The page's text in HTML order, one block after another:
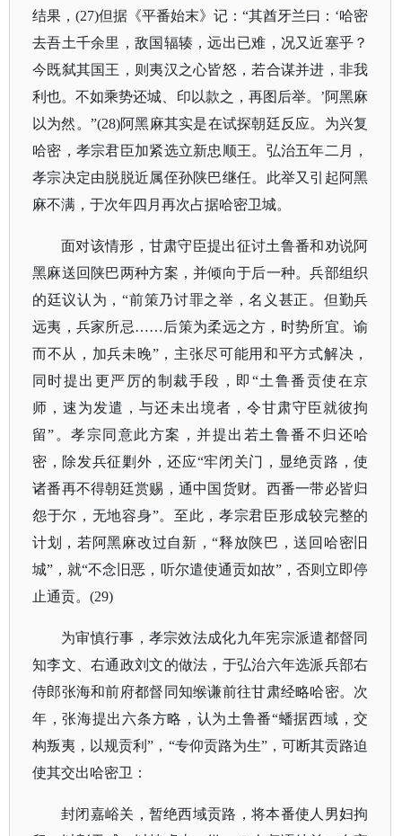
结果，(27)但据《平番始末》记：“其酋牙兰曰：‘哈密
去吾土千余里，敌国辐辏，远出已难，况又近塞乎？
今既弑其国王，则夷汉之心皆怒，若合谋并进，非我
利也。不如乘势还城、印以款之，再图后举。’阿黑麻
以为然。”(28)阿黑麻其实是在试探朝廷反应。为兴复
哈密，孝宗君臣加紧选立新忠顺王。弘治五年二月，
孝宗决定由脱脱近属侄孙陕巴继任。此举又引起阿黑
麻不满，于次年四月再次占据哈密卫城。
面对该情形，甘肃守臣提出征讨土鲁番和劝说阿
黑麻送回陕巴两种方案，并倾向于后一种。兵部组织
的廷议认为，“前策乃讨罪之举，名义甚正。但勤兵
远夷，兵家所忌……后策为柔远之方，时势所宜。谕
而不从，加兵未晚”，主张尽可能用和平方式解决，
同时提出更严厉的制裁手段，即“土鲁番贡使在京
师，速为发遣，与还未出境者，令甘肃守臣就彼拘
留”。孝宗同意此方案，并提出若土鲁番不归还哈
密，除发兵征剿外，还应“牢闭关门，显绝贡路，使
诸番再不得朝廷赏赐，通中国货财。西番一带必皆归
怨于尔，无地容身”。至此，孝宗君臣形成较完整的
计划，若阿黑麻改过自新，“释放陕巴，送回哈密旧
城”，就“不念旧恶，听尔遣使通贡如故”，否则立即停
止通贡。(29)
为审慎行事，孝宗效法成化九年宪宗派遣都督同
知李文、右通政刘文的做法，于弘治六年选派兵部右
侍郎张海和前府都督同知缑谦前往甘肃经略哈密。次
年，张海提出六条方略，认为土鲁番“蟠据西域，交
构叛夷，以规贡利”，“专仰贡路为生”，可断其贡路迫
使其交出哈密卫：
封闭嘉峪关，暂绝西域贡路，将本番使人男妇拘